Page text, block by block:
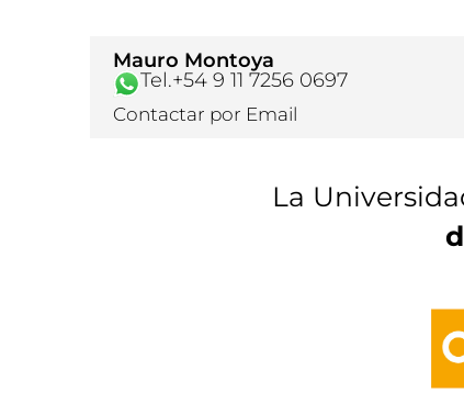
Mauro Montoya
Tel.+54 9 11 7256 0697
Contactar por Email
La